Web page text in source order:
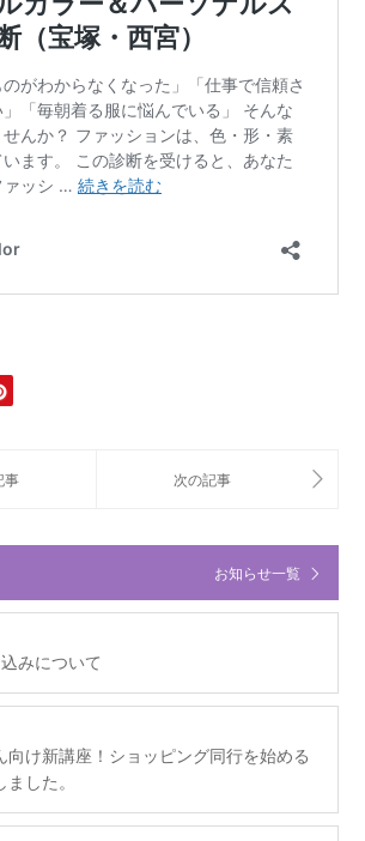
お知らせ一覧
みについて
向け新講座！ショッピング同行を始める
した。